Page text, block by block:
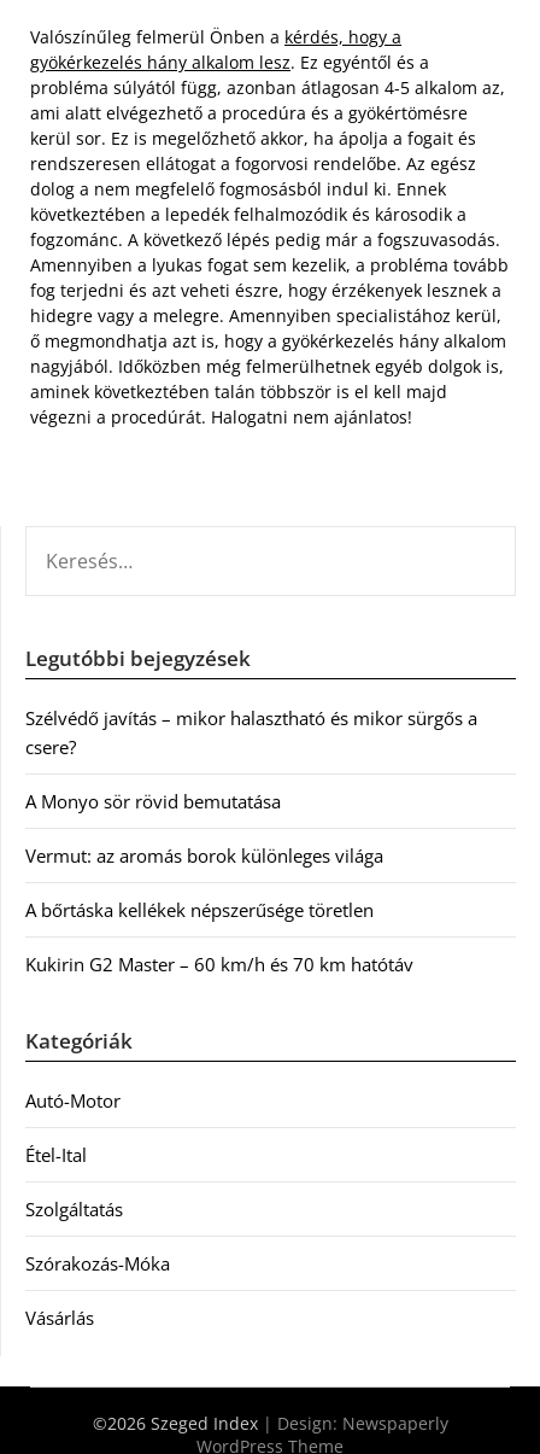
Valószínűleg felmerül Önben a kérdés, hogy a
gyökérkezelés hány alkalom lesz. Ez egyéntől és a
probléma súlyától függ, azonban átlagosan 4-5 alkalom az,
ami alatt elvégezhető a procedúra és a gyökértömésre
kerül sor. Ez is megelőzhető akkor, ha ápolja a fogait és
rendszeresen ellátogat a fogorvosi rendelőbe. Az egész
dolog a nem megfelelő fogmosásból indul ki. Ennek
következtében a lepedék felhalmozódik és károsodik a
fogzománc. A következő lépés pedig már a fogszuvasodás.
Amennyiben a lyukas fogat sem kezelik, a probléma tovább
fog terjedni és azt veheti észre, hogy érzékenyek lesznek a
hidegre vagy a melegre. Amennyiben specialistához kerül,
ő megmondhatja azt is, hogy a gyökérkezelés hány alkalom
nagyjából. Időközben még felmerülhetnek egyéb dolgok is,
aminek következtében talán többször is el kell majd
végezni a procedúrát. Halogatni nem ajánlatos!
Legutóbbi bejegyzések
Szélvédő javítás – mikor halasztható és mikor sürgős a
csere?
A Monyo sör rövid bemutatása
Vermut: az aromás borok különleges világa
A bőrtáska kellékek népszerűsége töretlen
Kukirin G2 Master – 60 km/h és 70 km hatótáv
Kategóriák
Autó-Motor
Étel-Ital
Szolgáltatás
Szórakozás-Móka
Vásárlás
©2026 Szeged Index | Design: Newspaperly
WordPress Theme